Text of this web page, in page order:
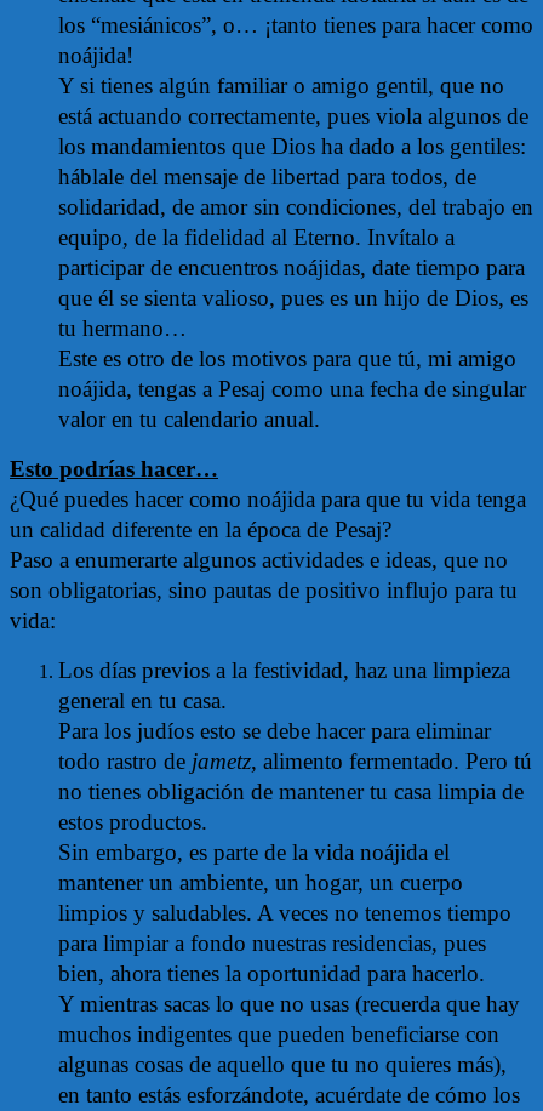
los “mesiánicos”, o… ¡tanto tienes para hacer como
noájida!
Y si tienes algún familiar o amigo gentil, que no
está actuando correctamente, pues viola algunos de
los mandamientos que Dios ha dado a los gentiles:
háblale del mensaje de libertad para todos, de
solidaridad, de amor sin condiciones, del trabajo en
equipo, de la fidelidad al Eterno. Invítalo a
participar de encuentros noájidas, date tiempo para
que él se sienta valioso, pues es un hijo de Dios, es
tu hermano…
Este es otro de los motivos para que tú, mi amigo
noájida, tengas a Pesaj como una fecha de singular
valor en tu calendario anual.
Esto podrías hacer…
¿Qué puedes hacer como noájida para que tu vida tenga
un calidad diferente en la época de Pesaj?
Paso a enumerarte algunos actividades e ideas, que no
son obligatorias, sino pautas de positivo influjo para tu
vida:
Los días previos a la festividad, haz una limpieza
general en tu casa.
Para los judíos esto se debe hacer para eliminar
todo rastro de jametz, alimento fermentado. Pero tú
no tienes obligación de mantener tu casa limpia de
estos productos.
Sin embargo, es parte de la vida noájida el
mantener un ambiente, un hogar, un cuerpo
limpios y saludables. A veces no tenemos tiempo
para limpiar a fondo nuestras residencias, pues
bien, ahora tienes la oportunidad para hacerlo.
Y mientras sacas lo que no usas (recuerda que hay
muchos indigentes que pueden beneficiarse con
algunas cosas de aquello que tu no quieres más),
en tanto estás esforzándote, acuérdate de cómo los